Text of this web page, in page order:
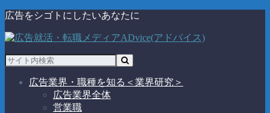
広告をシゴトにしたいあなたに
広告業界・職種を知る ＜業界研究＞
広告業界全体
営業職